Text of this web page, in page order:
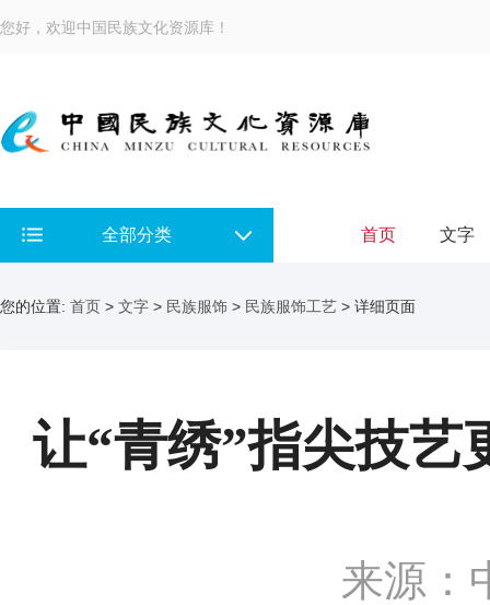
您好，欢迎中国民族文化资源库！
全部分类 首页 文字
您的位置: 首页 > 文字 > 民族服饰 > 民族服饰工艺 > 详细页面
让“青绣”指尖技
来源：